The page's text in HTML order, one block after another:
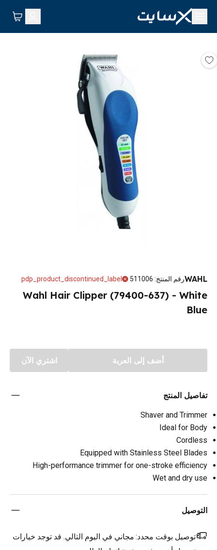
WAHLرقم المنتج:
511006
pdp_product_discontinued_label
Wahl Hair Clipper (79400-637) - White
Blue
أضف إلى العربة اشتري الآن
تفاصيل المنتج
Shaver and Trimmer
Ideal for Body
Cordless
Equipped with Stainless Steel Blades
High-performance trimmer for one-stroke efficiency
Wet and dry use
التوصيل
توصيل بوقت محدد: مجاني في اليوم التالي. قد توجد خيارات